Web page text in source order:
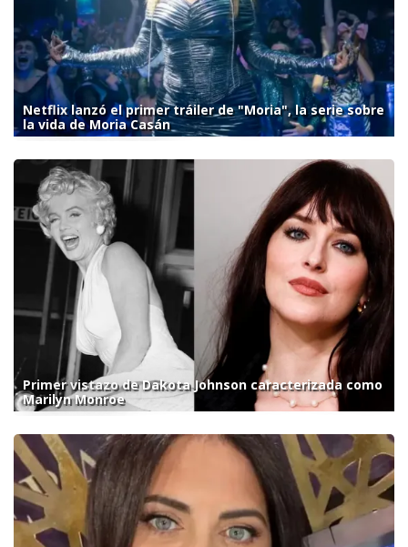
Netflix lanzó el primer tráiler de "Moria", la serie sobre
la vida de Moria Casán
Primer vistazo de Dakota Johnson caracterizada como
Marilyn Monroe